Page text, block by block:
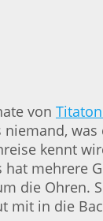
von
kennt
mehrere
die Ohren.
mit in die